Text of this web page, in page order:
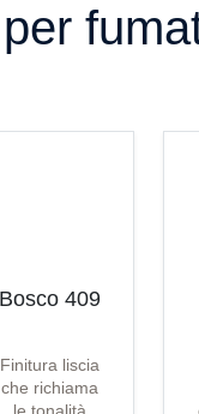
Bosco 409
Finitura liscia
che richiama